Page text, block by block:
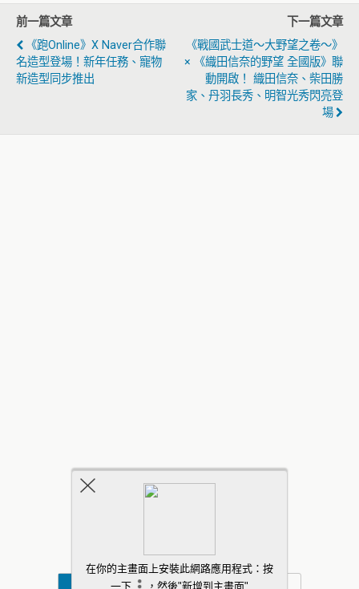
前一篇文章
《跑Online》x Naver合作聯
名造型登場！新年任務、寵物
新造型同步推出
下一篇文章
《戰國武士道～大野望之卷～》
× 《織田信奈的野望 全國版》聯
動開啟！ 織田信奈、柴田勝
家、丹羽長秀、明智光秀閃亮登
場
行動 桌面